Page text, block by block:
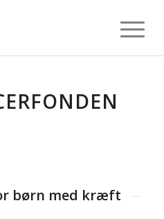
børn med kræft